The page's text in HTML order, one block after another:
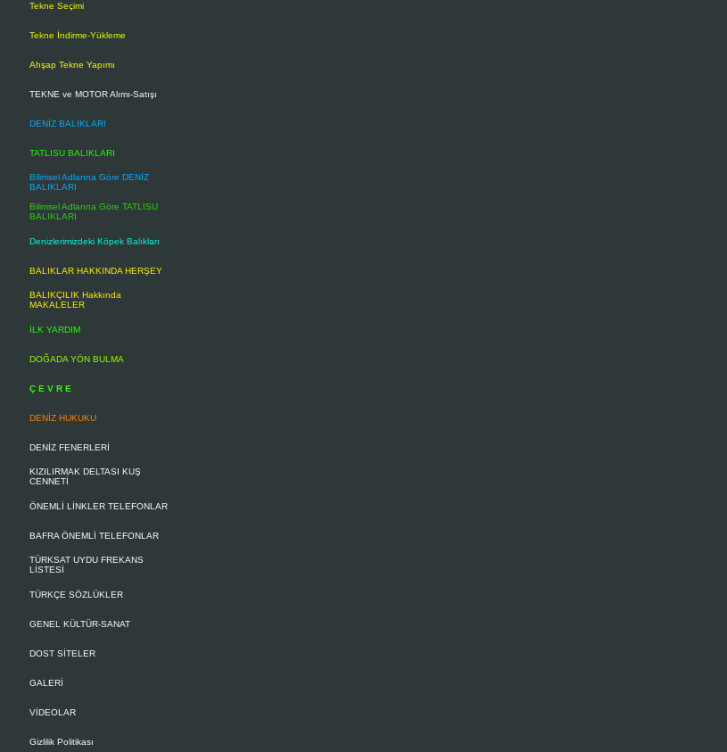
Tekne Seçimi
Tekne İndirme-Yükleme
Ahşap Tekne Yapımı
TEKNE ve MOTOR Alımı-Satışı
DENİZ BALIKLARI
TATLISU BALIKLARI
Bilimsel Adlarına Göre DENİZ
BALIKLARI
Bilimsel Adlarına Göre TATLISU
BALIKLARI
Denizlerimizdeki Köpek Balıkları
BALIKLAR HAKKINDA HERŞEY
BALIKÇILIK Hakkında
MAKALELER
İLK YARDIM
DOĞADA YÖN BULMA
Ç E V R E
DENİZ HUKUKU
DENİZ FENERLERİ
KIZILIRMAK DELTASI KUŞ
CENNETİ
ÖNEMLİ LİNKLER TELEFONLAR
BAFRA ÖNEMLİ TELEFONLAR
TÜRKSAT UYDU FREKANS
LİSTESİ
TÜRKÇE SÖZLÜKLER
GENEL KÜLTÜR-SANAT
DOST SİTELER
GALERİ
VİDEOLAR
Gizlilik Politikası